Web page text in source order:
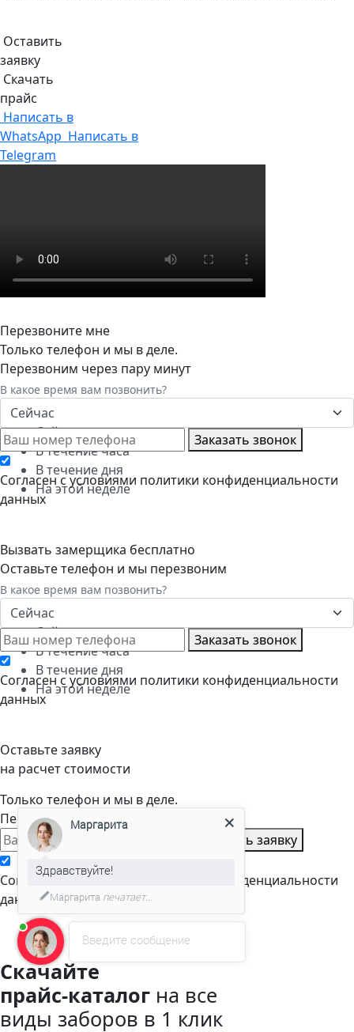
Оставить
заявку
Скачать
прайс
Написать в
WhatsApp Написать в
Telegram
Перезвоните мне
Только телефон и мы в деле.
Перезвоним через пару минут
В какое время вам позвонить?
Сейчас
Сейчас
В течение часа
В течение дня
На этой неделе
Заказать звонок
Cогласен с условиями политики конфиденциальности
данных
Вызвать замерщика бесплатно
Оставьте телефон и мы перезвоним
В какое время вам позвонить?
Сейчас
Сейчас
В течение часа
В течение дня
На этой неделе
Заказать звонок
Cогласен с условиями политики конфиденциальности
данных
Оставьте заявку
на расчет стоимости
Только телефон и мы в деле.
Перезвоним через пару минут
Оставить заявку
Cогласен с условиями
политики конфиденциальности
данных
Скачайте
прайс-каталог на все
виды заборов в 1 клик
Введите сообщение
Маргарита
Здравствуйте!
Маргарита печатает...